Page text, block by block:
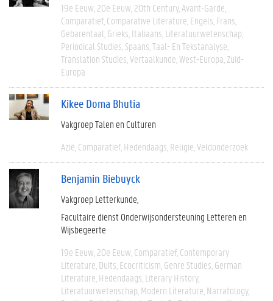
19e Eeuw 20e Eeuw 20th Century Avant-Garde
Comparatief Comparative Literature Engels Frans
Gebarentaal Grieks Italiaans Literatuurwetenschap
Periodical Studies Spaans Taal- En Tekstanalyse
Translation Studies Vertaalkunde West-Europa Zuid-
Europa
Kikee Doma Bhutia
Vakgroep Talen en Culturen
Azië Comparatief Hedendaags Religie Veldonderzoek
Benjamin Biebuyck
Vakgroep Letterkunde
Facultaire dienst Onderwijsondersteuning Letteren en
Wijsbegeerte
19e Eeuw 20e Eeuw Comparatief Contemporary
Literature Duits Ecocriticism Genre Studies German
Literature Hedendaags Literary History
Literatuurwetenschap Modern Literature Narratology